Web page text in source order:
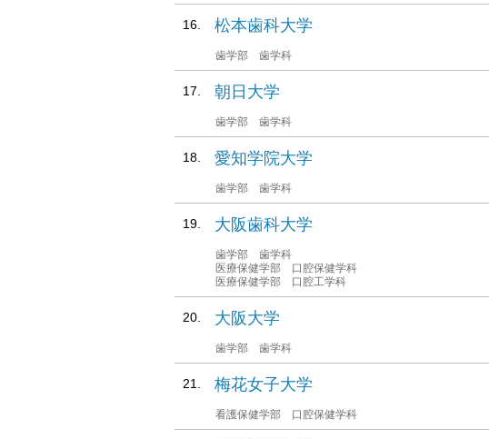
松本歯科大学
歯学部 歯学科
朝日大学
歯学部 歯学科
愛知学院大学
歯学部 歯学科
大阪歯科大学
歯学部 歯学科
医療保健学部 口腔保健学科
医療保健学部 口腔工学科
大阪大学
歯学部 歯学科
梅花女子大学
看護保健学部 口腔保健学科